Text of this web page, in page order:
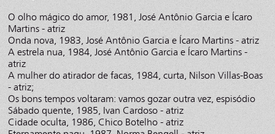
O olho mágico do amor, 1981, José Antônio Garcia e Ícaro
Martins - atriz
Onda nova, 1983, José Antônio Garcia e Ícaro Martins - atriz
A estrela nua, 1984, José Antônio Garcia e Ícaro Martins -
atriz
A mulher do atirador de facas, 1984, curta, Nilson Villas-Boas
- atriz;
Os bons tempos voltaram: vamos gozar outra vez, espisódio
Sábado quente, 1985, Ivan Cardoso - atriz
Cidade oculta, 1986, Chico Botelho - atriz